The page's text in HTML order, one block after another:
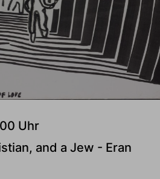
Uhr
and a Jew - Eran